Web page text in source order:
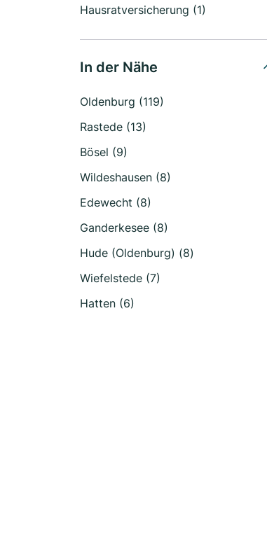
Hausratversicherung (1)
In der Nähe
Oldenburg (119)
Rastede (13)
Bösel (9)
Wildeshausen (8)
Edewecht (8)
Ganderkesee (8)
Hude (Oldenburg) (8)
Wiefelstede (7)
Hatten (6)